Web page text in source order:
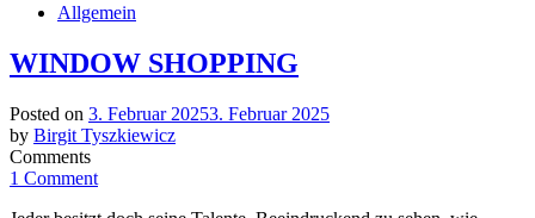
Allgemein
WINDOW SHOPPING
Posted on 3. Februar 20253. Februar 2025
by Birgit Tyszkiewicz
Comments
1 Comment